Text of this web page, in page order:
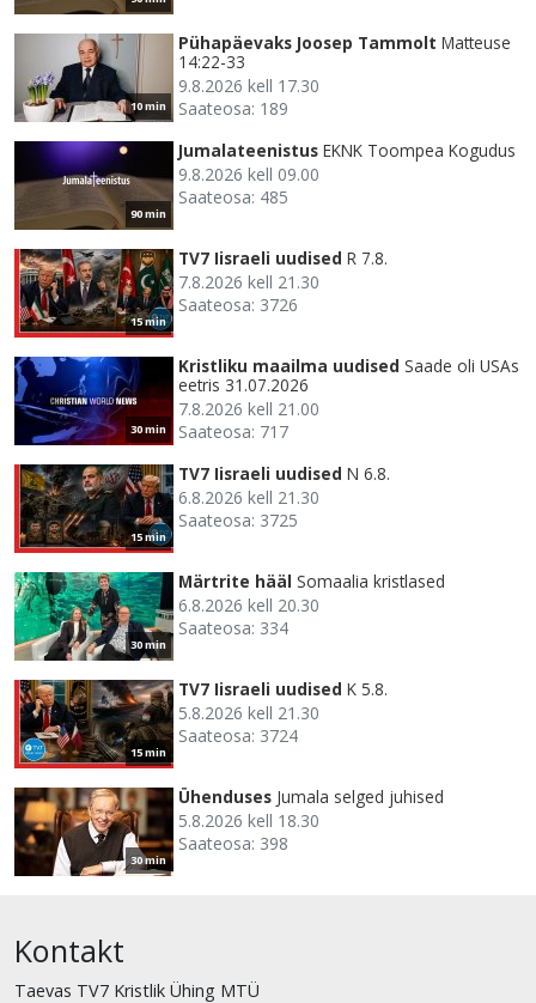
10 min
Pühapäevaks Joosep Tammolt Matteuse
14:22-33
9.8.2026 kell 17.30
Saateosa: 189
90 min
Jumalateenistus EKNK Toompea Kogudus
9.8.2026 kell 09.00
Saateosa: 485
15 min
TV7 Iisraeli uudised R 7.8.
7.8.2026 kell 21.30
Saateosa: 3726
30 min
Kristliku maailma uudised Saade oli USAs
eetris 31.07.2026
7.8.2026 kell 21.00
Saateosa: 717
15 min
TV7 Iisraeli uudised N 6.8.
6.8.2026 kell 21.30
Saateosa: 3725
30 min
Märtrite hääl Somaalia kristlased
6.8.2026 kell 20.30
Saateosa: 334
15 min
TV7 Iisraeli uudised K 5.8.
5.8.2026 kell 21.30
Saateosa: 3724
30 min
Ühenduses Jumala selged juhised
5.8.2026 kell 18.30
Saateosa: 398
Kontakt
Taevas TV7 Kristlik Ühing MTÜ